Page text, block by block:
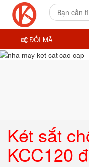
Két sắt
KCC120
ĐỔI MÃ